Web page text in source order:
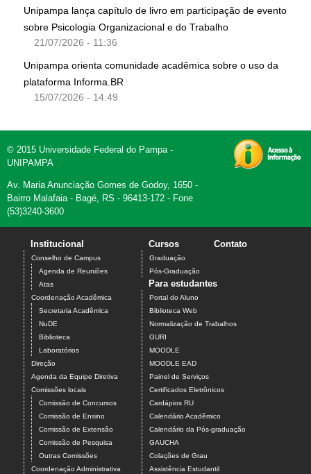
Unipampa lança capítulo de livro em participação de evento
sobre Psicologia Organizacional e do Trabalho
21/07/2026 - 11:36
Unipampa orienta comunidade acadêmica sobre o uso da
plataforma Informa.BR
15/07/2026 - 14:49
© 2015 Universidade Federal do Pampa -
UNIPAMPA
Av. Maria Anunciação Gomes de Godoy, 1650 -
Bairro Malafaia - Bagé, RS - 96413-172 - Fone
(53)3240-3600
Institucional
Conselho de Campus
Agenda de Reuniões
Atas
Coordenação Acadêmica
Secretaria Acadêmica
NuDE
Biblioteca
Laboratórios
Direção
Agenda da Equipe Diretiva
Comissões locais
Comissão de Concursos
Comissão de Ensino
Comissão de Extensão
Comissão de Pesquisa
Outras Comissões
Coordenação Administrativa
Cursos
Graduação
Pós-Graduação
Contato
Para estudantes
Portal do Aluno
Biblioteca Web
Normalização de Trabalhos
GURI
MOODLE
MOODLE EAD
Painel de Serviços
Certificados Eletrônicos
Cardápios RU
Calendário Acadêmico
Calendário da Pós-graduação
GAUCHA
Colações de Grau
Assistência Estudantil